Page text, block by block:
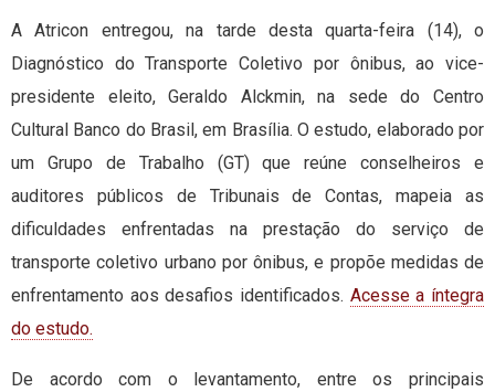
A Atricon entregou, na tarde desta quarta-feira (14), o
Diagnóstico do Transporte Coletivo por ônibus, ao vice-
presidente eleito, Geraldo Alckmin, na sede do Centro
Cultural Banco do Brasil, em Brasília. O estudo, elaborado por
um Grupo de Trabalho (GT) que reúne conselheiros e
auditores públicos de Tribunais de Contas, mapeia as
dificuldades enfrentadas na prestação do serviço de
transporte coletivo urbano por ônibus, e propõe medidas de
enfrentamento aos desafios identificados. Acesse a íntegra
do estudo.
De acordo com o levantamento, entre os principais